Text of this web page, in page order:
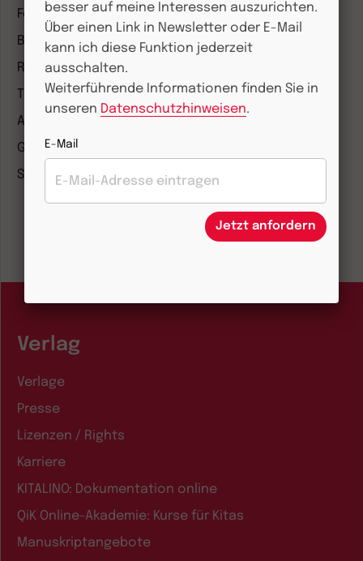
Forum Weltkirche
Biblische Notizen
Römische Quartalschrift
Theologie und Philosophie
ANTIKE WELT & Archäologie in Deutschland
G/GESCHICHTE
Staatslexikon
Verlag
Verlage
Presse
Lizenzen / Rights
Karriere
KITALINO: Dokumentation online
QiK Online-Akademie: Kurse für Kitas
Manuskriptangebote
besser auf meine Interessen auszurichten.
Über einen Link in Newsletter oder E-Mail
kann ich diese Funktion jederzeit
ausschalten.
Weiterführende Informationen finden Sie in
unseren Datenschutzhinweisen.
E-Mail
Jetzt anfordern